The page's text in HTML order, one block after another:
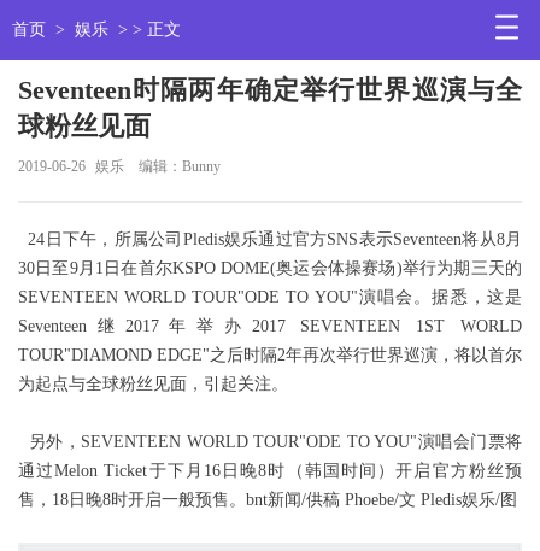
首页 > 娱乐 > > 正文
Seventeen时隔两年确定举行世界巡演与全
球粉丝见面
2019-06-26 娱乐 编辑：Bunny
24日下午，所属公司Pledis娱乐通过官方SNS表示Seventeen将从8月
30日至9月1日在首尔KSPO DOME(奥运会体操赛场)举行为期三天的
SEVENTEEN WORLD TOUR"ODE TO YOU"演唱会。据悉，这是
Seventeen继2017年举办2017 SEVENTEEN 1ST WORLD
TOUR"DIAMOND EDGE"之后时隔2年再次举行世界巡演，将以首尔
为起点与全球粉丝见面，引起关注。
另外，SEVENTEEN WORLD TOUR"ODE TO YOU"演唱会门票将
通过Melon Ticket于下月16日晚8时（韩国时间）开启官方粉丝预
售，18日晚8时开启一般预售。bnt新闻/供稿 Phoebe/文 Pledis娱乐/图